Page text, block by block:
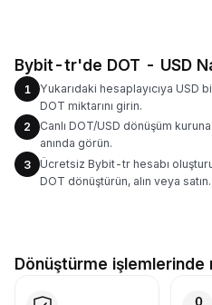
Bybit-tr'de DOT - USD
1
Yukarıdaki hesaplayıcıya
DOT miktarını girin.
2
Canlı DOT/USD dönüşüm
anında görün.
3
Ücretsiz Bybit-tr hesabı
DOT dönüştürün, alın veya satın.
Dönüştürme